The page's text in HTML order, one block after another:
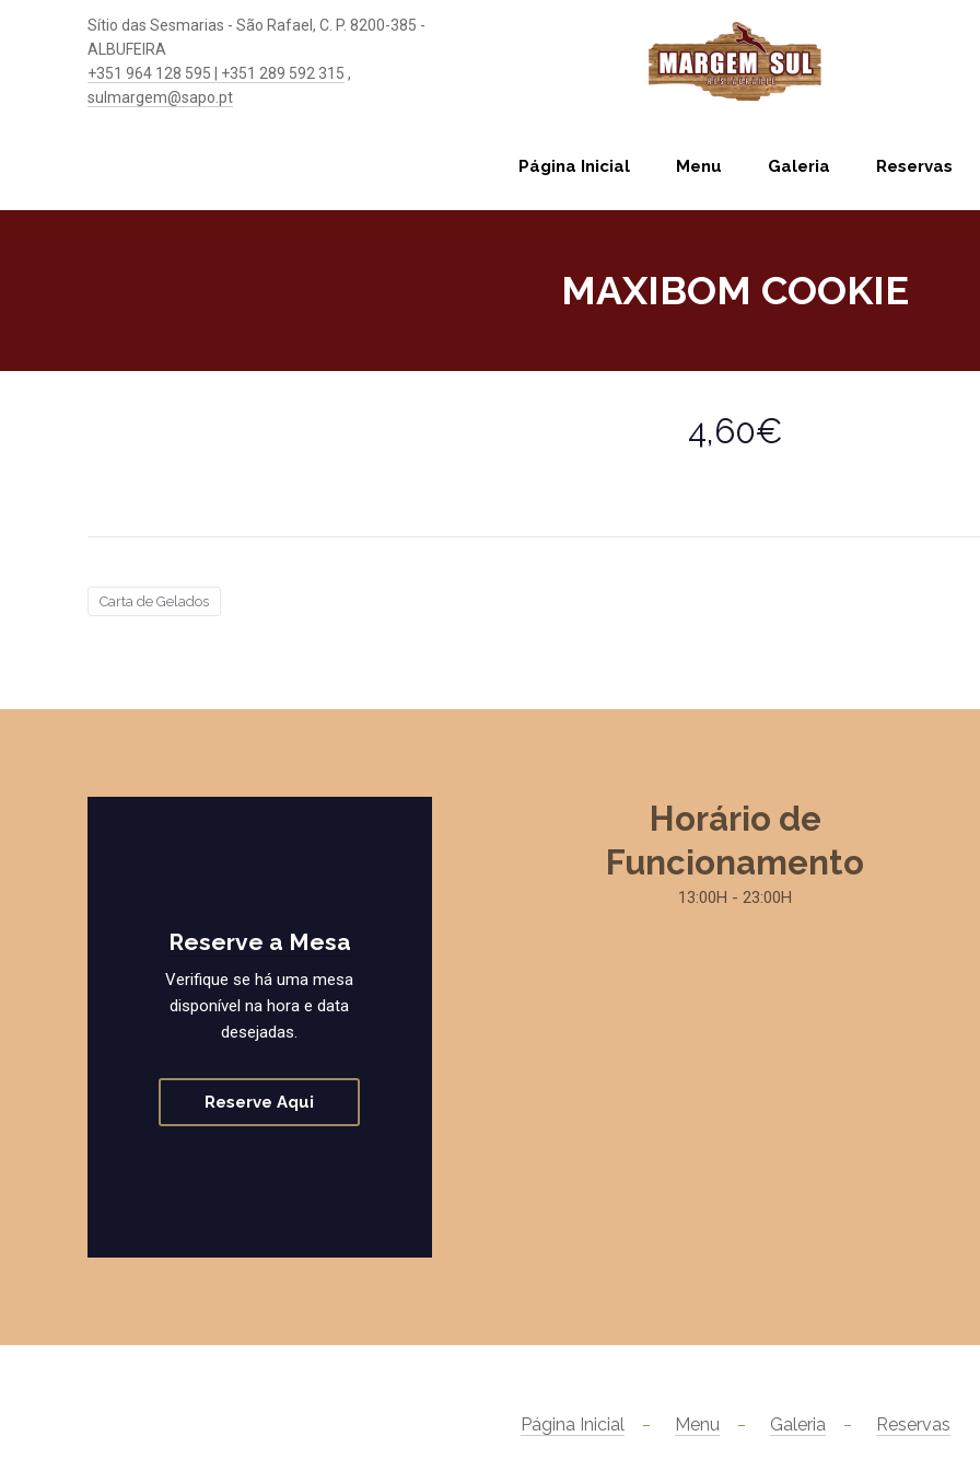
Sítio das Sesmarias - São Rafael, C. P. 8200-385 -
ALBUFEIRA
+351 964 128 595 | +351 289 592 315 ,
sulmargem@sapo.pt
Página Inicial Menu Galeria Reservas
MAXIBOM COOKIE
4,60€
Carta de Gelados
Reserve a Mesa
Verifique se há uma mesa
disponível na hora e data
desejadas.
Reserve Aqui
Horário de
Funcionamento
13:00H - 23:00H
Página Inicial Menu Galeria Reservas